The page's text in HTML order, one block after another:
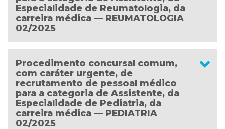
Especialidade de Reumatologia, da
carreira médica — REUMATOLOGIA
02/2025
Procedimento concursal comum,
com caráter urgente, de
recrutamento de pessoal médico
para a categoria de Assistente, da
Especialidade de Pediatria, da
carreira médica — PEDIATRIA
02/2025